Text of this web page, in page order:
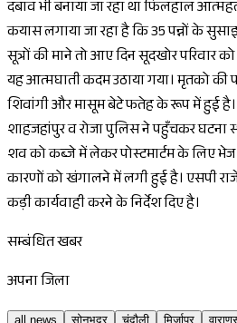
दबाव भी बनाया जा रहा था फिलहाल
कयास लगाया जा रहा है कि 35 पन्नों के
सूत्रों की माने तो आए दिन सूदखोर परिवार
यह आत्मघाती कदम उठाया गया। मृतको की
शिवांगी और मासूम बेटे फतेह के रूप में हुई है।
शाहजहांपुर व रोजा पुलिस ने पहुँचकर घटना
शव को कब्जे में लेकर पोस्टमार्टम के लिए
कारणों को खंगालने में लगी हुई है। एसपी
कड़ी कार्यवाही करने के निर्देश दिए है।
सम्बंधित खबर
अपना जिला
all news सोनभद्र चंदौली मिर्जापुर